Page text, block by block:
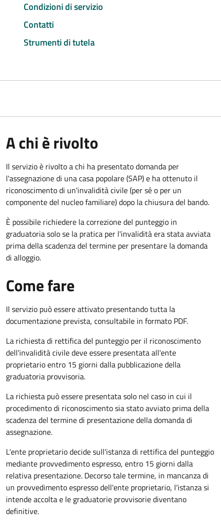
Condizioni di servizio
Contatti
Strumenti di tutela
A chi è rivolto
Il servizio è rivolto a chi ha presentato domanda per
l'assegnazione di una casa popolare (SAP) e ha ottenuto il
riconoscimento di un'invalidità civile (per sé o per un
componente del nucleo familiare) dopo la chiusura del bando.
È possibile richiedere la correzione del punteggio in
graduatoria solo se la pratica per l'invalidità era stata avviata
prima della scadenza del termine per presentare la domanda
di alloggio.
Come fare
Il servizio può essere attivato presentando tutta la
documentazione prevista, consultabile in formato PDF.
La richiesta di rettifica del punteggio per il riconoscimento
dell'invalidità civile deve essere presentata all'ente
proprietario entro 15 giorni dalla pubblicazione della
graduatoria provvisoria.
La richiesta può essere presentata solo nel caso in cui il
procedimento di riconoscimento sia stato avviato prima della
scadenza del termine di presentazione della domanda di
assegnazione.
L'ente proprietario decide sull'istanza di rettifica del punteggio
mediante provvedimento espresso, entro 15 giorni dalla
relativa presentazione. Decorso tale termine, in mancanza di
un provvedimento espresso dell'ente proprietario, l'istanza si
intende accolta e le graduatorie provvisorie diventano
definitive.